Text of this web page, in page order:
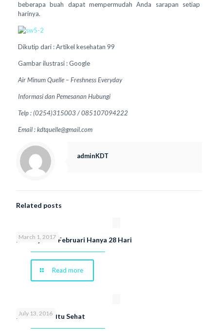
beberapa buah dapat mempermudah Anda sarapan setiap
harinya.
Dikutip dari : Artikel kesehatan 99
Gambar ilustrasi : Google
Air Minum Quelle – Freshness Everyday
Informasi dan Pemesanan Hubungi
Telp : (0254)315003 / 085107094222
Email : kdtquelle@gmail.com
adminKDT
Related posts
March 1, 2017
Ini Penyebab Februari Hanya 28 Hari
Read more
July 13, 2016
Memaafkan Itu Sehat